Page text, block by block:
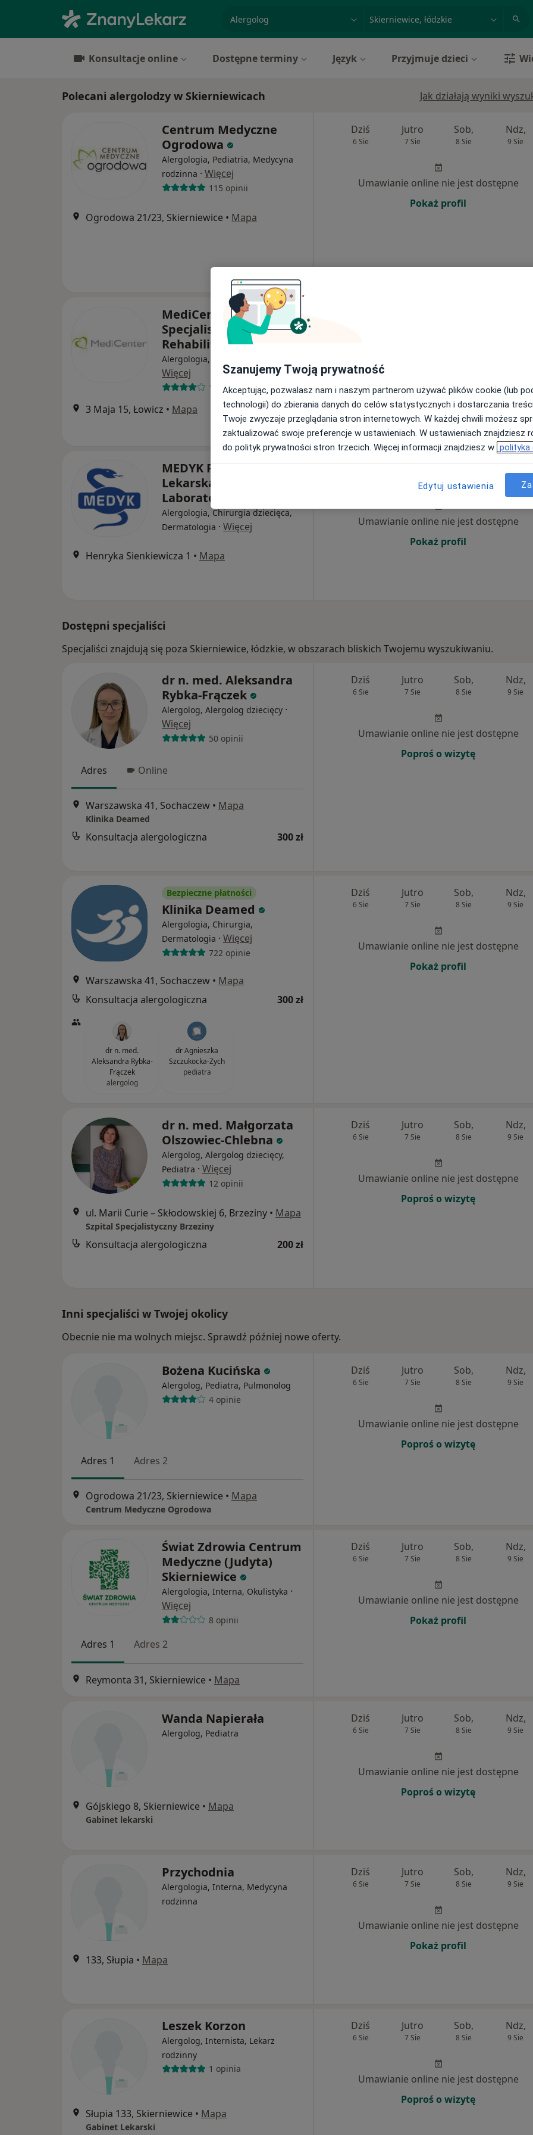
miasto lub dzielnica
Konsultacje online Dostępne terminy Język Przyjmuje dzieci
Polecani alergolodzy w Skierniewicach Jak działają wyniki
Centrum Medyczne
Ogrodowa
Alergologia, Pediatria, Medycyna
rodzinna · Więcej
115 opinii
Ogrodowa 21/23, Skierniewice • Mapa
Dziś
6 Sie
Jutro
7 Sie
Sob,
8 Sie
Ndz,
9 Sie
Umawianie online nie jest dostępne
Pokaż profil
MediCenter Łowicz
Specjalistyka i
Rehabilitacja
Alergologia, Ortopedia, Interna
Więcej
18 opinii
3 Maja 15, Łowicz • Mapa
Umawianie online nie jest dostępne
Pokaż profil
MEDYK Przychodnia
Lekarska i
Laboratorium
Alergologia, Chirurgia dziecięca,
Dermatologia · Więcej
Henryka Sienkiewicza 1 • Mapa
9 Sie
Umawianie online nie jest dostępne
Pokaż profil
Dostępni specjaliści
Specjaliści znajdują się poza Skierniewice, łódzkie, w obszarach bliskich Twojemu wyszukiwaniu.
dr n. med. Aleksandra
Rybka-Frączek
Alergolog, Alergolog dziecięcy ·
Więcej
50 opinii
Adres Online
Warszawska 41, Sochaczew • Mapa
Klinika Deamed
Konsultacja alergologiczna 300 zł
Dziś
6 Sie
Jutro
7 Sie
Sob,
8 Sie
Ndz,
9 Sie
Umawianie online nie jest dostępne
Poproś o wizytę
Bezpieczne płatności
Klinika Deamed
Alergologia, Chirurgia,
Dermatologia · Więcej
722 opinie
Warszawska 41, Sochaczew • Mapa
Konsultacja alergologiczna
300 zł
dr n. med.
Aleksandra Rybka-
Frączek
alergolog
dr Agnieszka
Szczukocka-Zych
pediatra
Dziś
6 Sie
Jutro
7 Sie
Sob,
8 Sie
Ndz,
9 Sie
Umawianie online nie jest dostępne
Pokaż profil
dr n. med. Małgorzata
Olszowiec-Chlebna
Alergolog, Alergolog dziecięcy,
Pediatra · Więcej
12 opinii
ul. Marii Curie – Skłodowskiej 6, Brzeziny • Mapa
Szpital Specjalistyczny Brzeziny
Konsultacja alergologiczna 200 zł
Dziś
6 Sie
Jutro
7 Sie
Sob,
8 Sie
Ndz,
9 Sie
Umawianie online nie jest dostępne
Poproś o wizytę
Inni specjaliści w Twojej okolicy
Obecnie nie ma wolnych miejsc. Sprawdź później nowe oferty.
Bożena Kucińska
Alergolog, Pediatra, Pulmonolog
4 opinie
Adres 1 Adres 2
Ogrodowa 21/23, Skierniewice • Mapa
Centrum Medyczne Ogrodowa
Dziś
6 Sie
Jutro
7 Sie
Sob,
8 Sie
Ndz,
9 Sie
Umawianie online nie jest dostępne
Poproś o wizytę
Świat Zdrowia Centrum
Medyczne (Judyta)
Skierniewice
Alergologia, Interna, Okulistyka ·
Więcej
8 opinii
Adres 1 Adres 2
Reymonta 31, Skierniewice • Mapa
Dziś
6 Sie
Jutro
7 Sie
Sob,
8 Sie
Ndz,
9 Sie
Umawianie online nie jest dostępne
Pokaż profil
Wanda Napierała
Alergolog, Pediatra
Gójskiego 8, Skierniewice • Mapa
Gabinet lekarski
Dziś
6 Sie
Jutro
7 Sie
Sob,
8 Sie
Ndz,
9 Sie
Umawianie online nie jest dostępne
Poproś o wizytę
Przychodnia
Alergologia, Interna, Medycyna
rodzinna
133, Słupia • Mapa
Dziś
6 Sie
Jutro
7 Sie
Sob,
8 Sie
Ndz,
9 Sie
Umawianie online nie jest dostępne
Pokaż profil
Leszek Korzon
Alergolog, Internista, Lekarz
rodzinny
1 opinia
Słupia 133, Skierniewice • Mapa
Gabinet Lekarski
Dziś
6 Sie
Jutro
7 Sie
Sob,
8 Sie
Ndz,
9 Sie
Umawianie online nie jest dostępne
Poproś o wizytę
Szanujemy Twoją prywatność
Akceptując, pozwalasz nam i naszym partnerom używać plików cookie (lub
technologii) do zbierania danych do celów statystycznych i dostarczania
Twoje zwyczaje przeglądania stron internetowych. W każdej chwili możesz
zaktualizować swoje preferencje w ustawieniach. W ustawieniach znajdziesz
do polityk prywatności stron trzecich. Więcej informacji znajdziesz w polityka
Edytuj ustawienia